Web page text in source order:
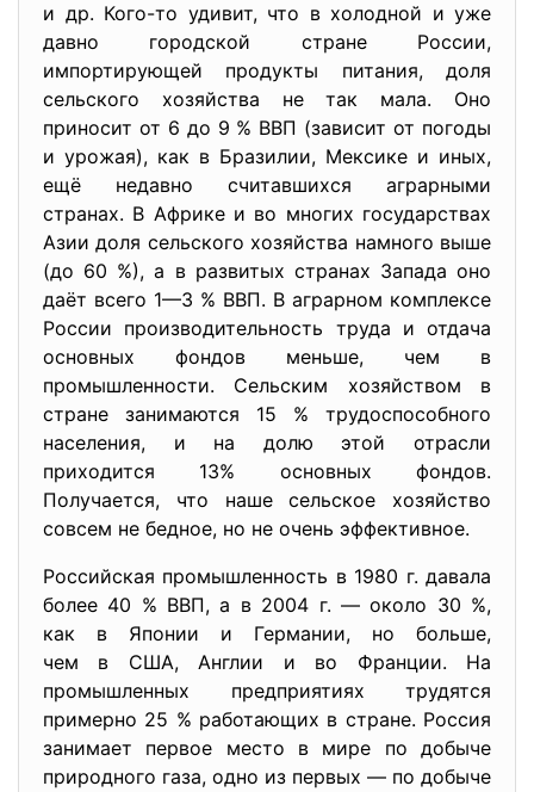
и др. Кого-то удивит, что в холодной и уже
давно городской стране России,
импортирующей продукты питания, доля
сельского хозяйства не так мала. Оно
приносит от 6 до 9 % ВВП (зависит от погоды
и урожая), как в Бразилии, Мексике и иных,
ещё недавно считавшихся аграрными
странах. В Африке и во многих государствах
Азии доля сельского хозяйства намного выше
(до 60 %), а в развитых странах Запада оно
даёт всего 1—3 % ВВП. В аграрном комплексе
России производительность труда и отдача
основных фондов меньше, чем в
промышленности. Сельским хозяйством в
стране занимаются 15 % трудоспособного
населения, и на долю этой отрасли
приходится 13% основных фондов.
Получается, что наше сельское хозяйство
совсем не бедное, но не очень эффективное.
Российская промышленность в 1980 г. давала
более 40 % ВВП, а в 2004 г. — около 30 %,
как в Японии и Германии, но больше,
чем в США, Англии и во Франции. На
промышленных предприятиях трудятся
примерно 25 % работающих в стране. Россия
занимает первое место в мире по добыче
природного газа, одно из первых — по добыче